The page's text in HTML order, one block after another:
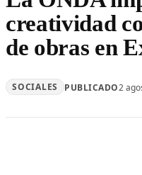
creatividad
de obras en
SOCIALES PUBLICADO2